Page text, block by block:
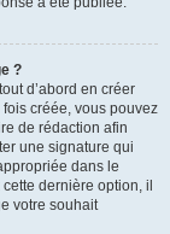
?
d’abord en créer
créée, vous pouvez
de rédaction afin
une signature qui
dans le
dernière option, il
votre souhait